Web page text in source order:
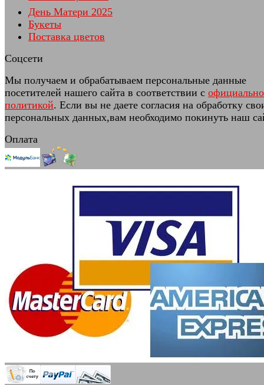
День Матери 2025
Букеты
Поставка цветов
Соцсети
Мы получаем и обрабатываем персональные данные
посетителей нашего сайта в соответствии с
политикой. Если вы не даете согласия на обработку
персональных данных,вам необходимо покинуть наш
Оплата